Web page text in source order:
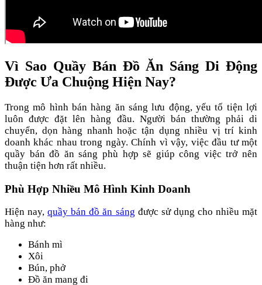
Vì Sao Quầy Bán Đồ Ăn Sáng Di Động
Được Ưa Chuộng Hiện Nay?
Trong mô hình bán hàng ăn sáng lưu động, yếu tố tiện lợi
luôn được đặt lên hàng đầu. Người bán thường phải di
chuyển, dọn hàng nhanh hoặc tận dụng nhiều vị trí kinh
doanh khác nhau trong ngày. Chính vì vậy, việc đầu tư một
quầy bán đồ ăn sáng phù hợp sẽ giúp công việc trở nên
thuận tiện hơn rất nhiều.
Phù Hợp Nhiều Mô Hình Kinh Doanh
Hiện nay,quầy bán đồ ăn sáng được sử dụng cho nhiều mặt
hàng như:
Bánh mì
Xôi
Bún, phở
Đồ ăn mang đi